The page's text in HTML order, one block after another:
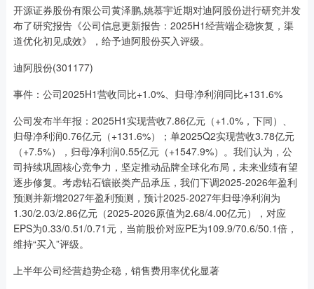
开源证券股份有限公司黄泽鹏,姚慕宇近期对迪阿股份进行研究并发
布了研究报告《公司信息更新报告：2025H1经营端企稳恢复，渠
道优化初见成效》，给予迪阿股份买入评级。
迪阿股份(301177)
事件：公司2025H1营收同比+1.0%、归母净利润同比+131.6%
公司发布半年报：2025H1实现营收7.86亿元（+1.0%，下同）、
归母净利润0.76亿元（+131.6%）；单2025Q2实现营收3.78亿元
（+7.5%），归母净利润0.55亿元（+1547.9%）。我们认为，公
司持续巩固核心竞争力，坚定推动品牌全球化布局，未来业绩有望
逐步修复。考虑钻石镶嵌类产品承压，我们下调2025-2026年盈利
预测并新增2027年盈利预测，预计2025-2027年归母净利润为
1.30/2.03/2.86亿元（2025-2026原值为2.68/4.00亿元），对应
EPS为0.33/0.51/0.71元，当前股价对应PE为109.9/70.6/50.1倍，
维持“买入”评级。
上半年公司经营趋势企稳，销售费用率优化显著